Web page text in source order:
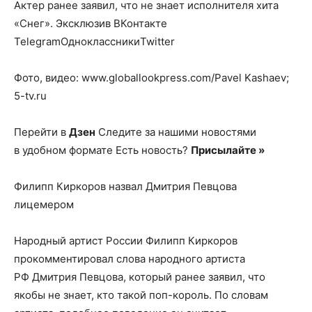
Актер ранее заявил, что не знает исполнителя хита
«Снег». Эксклюзив ВКонтакте
TelegramОдноклассникиTwitter
Фото, видео: www.globallookpress.com/Pavel Kashaev;
5-tv.ru
Перейти в Дзен Следите за нашими новостями
в удобном формате Есть новость? Присылайте »
Филипп Киркоров назвал Дмитрия Певцова
лицемером
Народный артист России Филипп Киркоров
прокомментировал слова народного артиста
РФ Дмитрия Певцова, который ранее заявил, что
якобы не знает, кто такой поп-король. По словам